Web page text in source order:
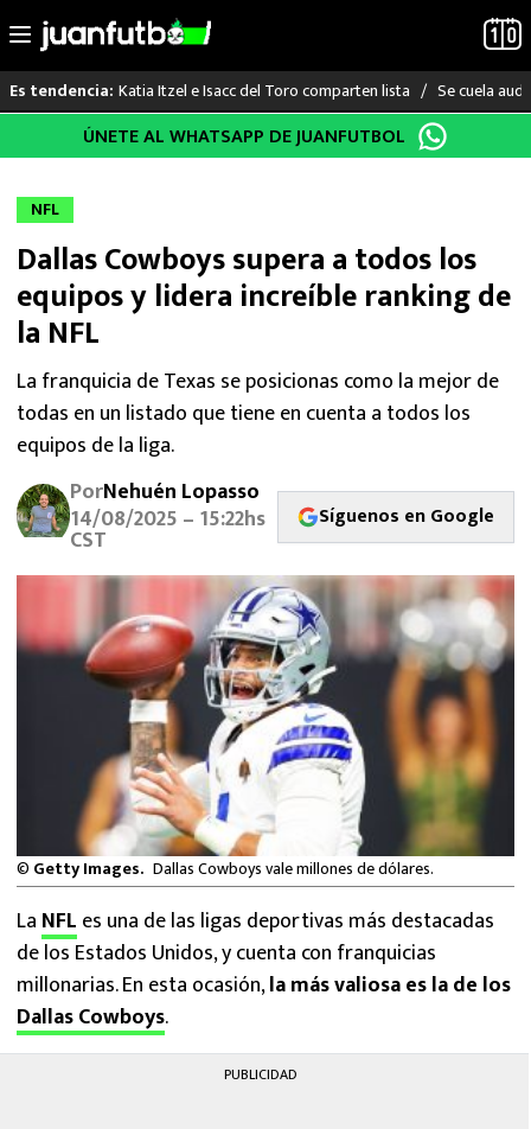
al
Es tendencia: Katia Itzel e Isacc del Toro comparten lista Se cuela
LO ÚLTIMO
LIGA MX
RAYADOS
PUMAS
ATLANTE
SELECCIÓN MEXICANA
FUTBOL INTERNACIONAL
MEXICANOS EN EL EXTRANJERO
FUTBOL ESTUFA
FÓRMULA 1
LIGA MX
NFL
ÚNETE AL WHATSAPP DE JUANFUTBOL
NFL
Dallas Cowboys supera a todos los
equipos y lidera increíble ranking de
la NFL
La franquicia de Texas se posicionas como la mejor de
todas en un listado que tiene en cuenta a todos los
equipos de la liga.
PorNehuén Lopasso
14/08/2025 – 15:22hs
CST
Síguenos en Google
© Getty Images. Dallas Cowboys vale millones de dólares.
La NFL es una de las ligas deportivas más destacadas
de los Estados Unidos, y cuenta con franquicias
millonarias. En esta ocasión,la más valiosa es la de los
Dallas Cowboys.
PUBLICIDAD